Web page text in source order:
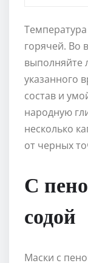
горячей. Во
выполняйте
указанного
состав и
народную
несколько
от черных
С
содой
Маски с